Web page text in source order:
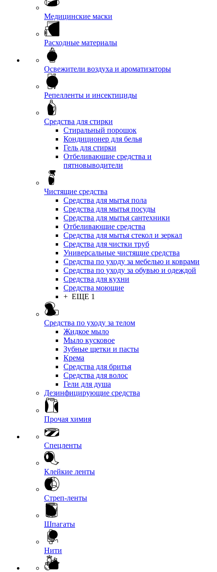
Медицинские маски
Расходные материалы
Освежители воздуха и ароматизаторы
Репелленты и инсектициды
Средства для стирки
Стиральный порошок
Кондиционер для белья
Гель для стирки
Отбеливающие средства и
пятновыводители
Чистящие средства
Средства для мытья пола
Средства для мытья посуды
Средства для мытья сантехники
Отбеливающие средства
Средства для мытья стекол и зеркал
Средства для чистки труб
Универсальные чистящие средства
Средства по уходу за мебелью и коврами
Средства по уходу за обувью и одеждой
Средства для кухни
Средства моющие
+ ЕЩЕ 1
Средства по уходу за телом
Жидкое мыло
Мыло кусковое
Зубные щетки и пасты
Крема
Средства для бритья
Средства для волос
Гели для душа
Дезинфицирующие средства
Прочая химия
Спецленты
Клейкие ленты
Стреп-ленты
Шпагаты
Нити